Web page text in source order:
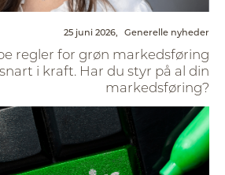
25 juni 2026, Generelle nyheder
regler for grøn markedsføring
i kraft. Har du styr på al din
markedsføring?